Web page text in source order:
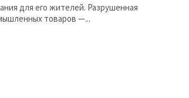
для его жителей. Разрушенная
товаров —...